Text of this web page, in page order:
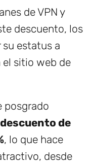
de VPN y
descuento, los
estatus a
sitio web de
posgrado
descuento de
, lo que hace
desde